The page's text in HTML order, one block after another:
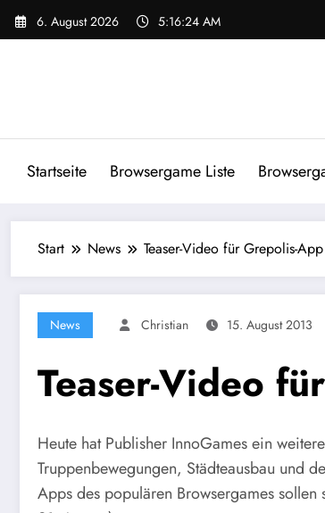
Zum
Inhalt
6. August 2026 5:16:24 AM
Startseite Browsergame Liste
Start News Teaser-Video für Grepolis-App
News Christian 15. August 2013
Teaser-Video
Heute hat Publisher InnoGames ein
Truppenbewegungen, Städteausbau und
Apps des populären Browsergames